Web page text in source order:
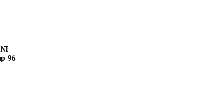
96